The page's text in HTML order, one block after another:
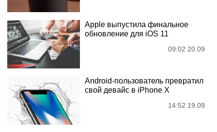
Apple выпустила финальное
обновление для iOS 11
09:02 20.09
Android-пользователь превратил
свой девайс в iPhone X
14:52 19.09